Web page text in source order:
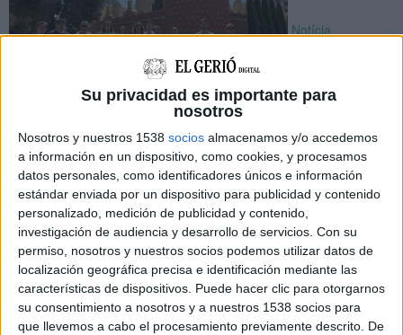
Su privacidad es importante para
nosotros
Nosotros y nuestros 1538 socios almacenamos y/o accedemos
a información en un dispositivo, como cookies, y procesamos
datos personales, como identificadores únicos e información
estándar enviada por un dispositivo para publicidad y contenido
personalizado, medición de publicidad y contenido,
investigación de audiencia y desarrollo de servicios. Con su
permiso, nosotros y nuestros socios podemos utilizar datos de
localización geográfica precisa e identificación mediante las
características de dispositivos. Puede hacer clic para otorgarnos
su consentimiento a nosotros y a nuestros 1538 socios para
que llevemos a cabo el procesamiento previamente descrito. De
Notícia
L'estrena de la cursa popular entre
municipis de l'Alt Empordà aplegarà
2.000 participants
2.000 participants, els màxims dels permesos, participaran el
diumenge 15 de juny (9 h) a Figueres en la primera edició de la
Cursa EntrePobles, una prova popular oberta a corredors i a
caminadors ...